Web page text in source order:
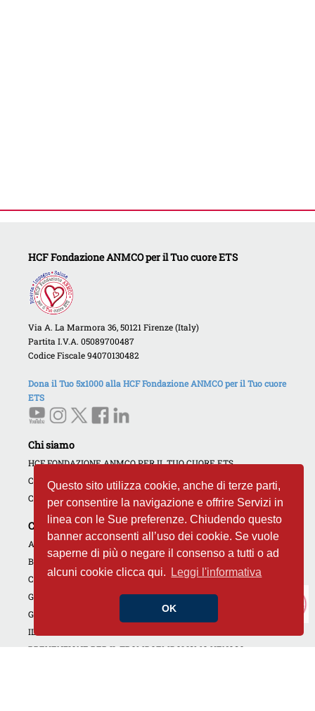
Questo sito utilizza cookie, anche di terze parti,
per consentire la navigazione e offrire Servizi in
linea con le Sue preferenze. Chiudendo questo
banner acconsenti all’uso dei cookie. Se vuole
saperne di più o negare il consenso a tutti o ad
alcuni cookie clicca qui.
Leggi l'informativa
OK
HCF Fondazione ANMCO per il Tuo cuore ETS
Via A. La Marmora 36, 50121 Firenze (Italy)
Partita I.V.A. 05089700487
Codice Fiscale 94070130482
Dona il Tuo 5x1000 alla HCF Fondazione ANMCO per il Tuo cuore
ETS
Chi siamo
HCF FONDAZIONE ANMCO PER IL TUO CUORE ETS
COME AIUTARCI
CONTATTI
Campagne e iniziative
AMBASCIATORI DEL CUORE
BANCA DEL CUORE
CARDIOLOGIE APERTE
GIORNATE DEDICATE
GOLF4HEART
IL CUORE DI TUTTI
PREVENZIONE PER IL TROMBOEMBOLISMO VENOSO